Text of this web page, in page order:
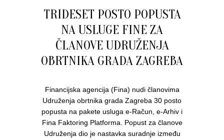
TRIDESET POSTO POPUSTA
NA USLUGE FINE ZA
ČLANOVE UDRUŽENJA
OBRTNIKA GRADA ZAGREBA
Financijska agencija (Fina) nudi članovima
Udruženja obrtnika grada Zagreba 30 posto
popusta na pakete usluga e-Račun, e-Arhiv i
Fina Faktoring Platforma. Popust za članove
Udruženja dio je nastavka suradnje između